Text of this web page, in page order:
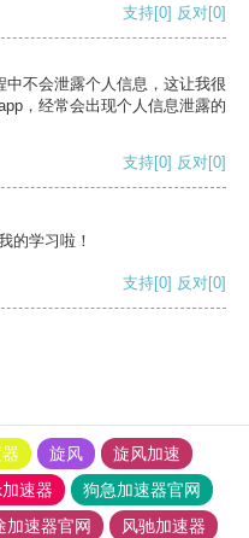
支持[0] 反对[0]
不会泄露个人信息，这让我很
，经常会出现个人信息泄露的
支持[0] 反对[0]
的学习啦！
支持[0] 反对[0]
旋风
旋风加速
速器
狗急加速器官网
加速器官网 风驰加速器